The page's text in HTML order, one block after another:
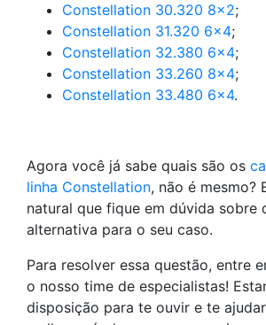
Constellation 30.320 8×2;
Constellation 31.320 6×4;
Constellation 32.380 6×4;
Constellation 33.260 8×4;
Constellation 33.480 6×4.
Agora você já sabe quais são os
linha Constellation, não é mesmo?
natural que fique em dúvida sobre
alternativa para o seu caso.
Para resolver essa questão, entre
o nosso time de especialistas!
disposição para te ouvir e te